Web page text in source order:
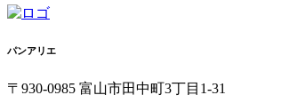
パンアリエ
〒930-0985 富山市田中町3丁目1-31